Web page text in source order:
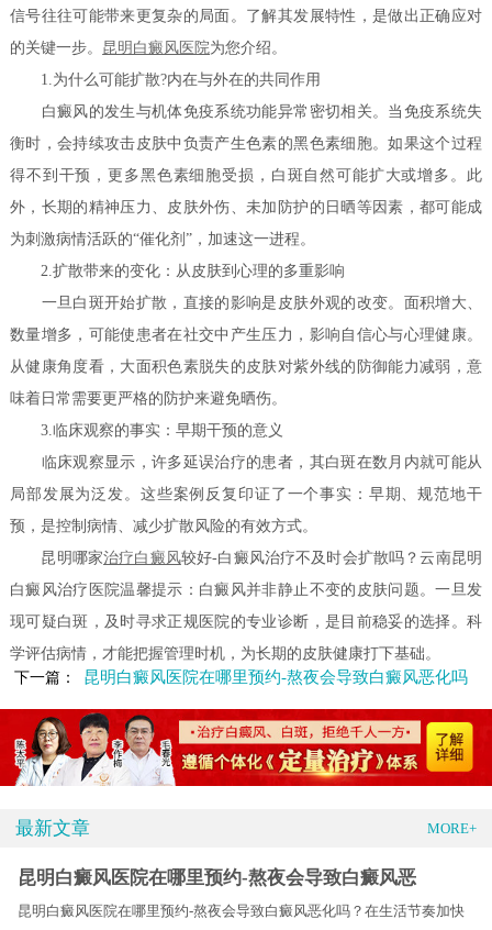
信号往往可能带来更复杂的局面。了解其发展特性，是做出正确应对
的关键一步。 昆明白癜风医院为您介绍。
1.为什么可能扩散?内在与外在的共同作用
白癜风的发生与机体免疫系统功能异常密切相关。当免疫系统失
衡时，会持续攻击皮肤中负责产生色素的黑色素细胞。如果这个过程
得不到干预，更多黑色素细胞受损，白斑自然可能扩大或增多。此
外，长期的精神压力、皮肤外伤、未加防护的日晒等因素，都可能成
为刺激病情活跃的“催化剂”，加速这一进程。
2.扩散带来的变化：从皮肤到心理的多重影响
一旦白斑开始扩散，直接的影响是皮肤外观的改变。面积增大、
数量增多，可能使患者在社交中产生压力，影响自信心与心理健康。
从健康角度看，大面积色素脱失的皮肤对紫外线的防御能力减弱，意
味着日常需要更严格的防护来避免晒伤。
3.临床观察的事实：早期干预的意义
临床观察显示，许多延误治疗的患者，其白斑在数月内就可能从
局部发展为泛发。这些案例反复印证了一个事实：早期、规范地干
预，是控制病情、减少扩散风险的有效方式。
昆明哪家治疗白癜风较好-白癜风治疗不及时会扩散吗？云南昆明
白癜风治疗医院温馨提示：白癜风并非静止不变的皮肤问题。一旦发
现可疑白斑，及时寻求正规医院的专业诊断，是目前稳妥的选择。科
学评估病情，才能把握管理时机，为长期的皮肤健康打下基础。
下一篇：
昆明白癜风医院在哪里预约-熬夜会导致白癜风恶化吗
最新文章 MORE+
昆明白癜风医院在哪里预约-熬夜会导致白癜风恶
昆明白癜风医院在哪里预约-熬夜会导致白癜风恶化吗？在生活节奏加快